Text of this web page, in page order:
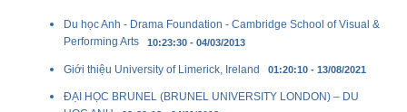
Du học Anh - Drama Foundation - Cambridge School of Visual &
Performing Arts 10:23:30 - 04/03/2013
Giới thiệu University of Limerick, Ireland 01:20:10 - 13/08/2021
ĐẠI HỌC BRUNEL (BRUNEL UNIVERSITY LONDON) – DU